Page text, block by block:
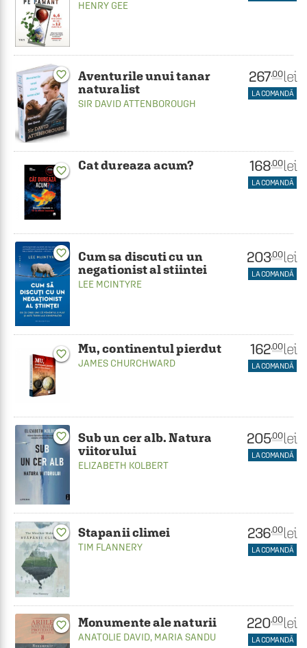
HENRY GEE
favorite_border
Aventurile unui tanar
naturalist
SIR DAVID ATTENBOROUGH
267.00 lei
LA COMANDĂ
favorite_border Cat dureaza acum? 168.00 lei
LA COMANDĂ
favorite_border
Cum sa discuti cu un
negationist al stiintei
LEE MCINTYRE
203.00 lei
LA COMANDĂ
favorite_border Mu, continentul pierdut
JAMES CHURCHWARD
162.00 lei
LA COMANDĂ
favorite_border
Sub un cer alb. Natura
viitorului
ELIZABETH KOLBERT
205.00 lei
LA COMANDĂ
favorite_border Stapanii climei
TIM FLANNERY
236.00 lei
LA COMANDĂ
favorite_border Monumente ale naturii
ANATOLIE DAVID, MARIA SANDU
220.00 lei
LA COMANDĂ